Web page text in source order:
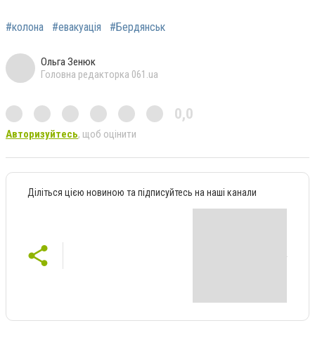
#колона #евакуація #Бердянськ
Ольга Зенюк
Головна редакторка 061.ua
0,0
Авторизуйтесь, щоб оцінити
Діліться цією новиною та підписуйтесь на наші канали